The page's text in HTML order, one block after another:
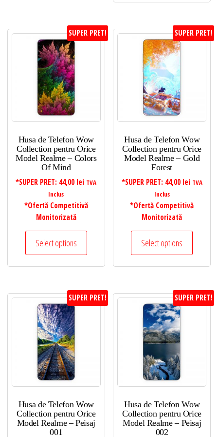
SUPER PRET!
Husa de Telefon Wow
Collection pentru Orice
Model Realme – Colors
Of Mind
*SUPER PRET: 44,00 lei TVA
Inclus
*Ofertă Competitivă
Monitorizată
Select options
SUPER PRET!
Husa de Telefon Wow
Collection pentru Orice
Model Realme – Gold
Forest
*SUPER PRET: 44,00 lei TVA
Inclus
*Ofertă Competitivă
Monitorizată
Select options
SUPER PRET!
Husa de Telefon Wow
Collection pentru Orice
Model Realme – Peisaj
001
SUPER PRET!
Husa de Telefon Wow
Collection pentru Orice
Model Realme – Peisaj
002